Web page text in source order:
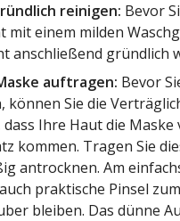
reinigen: Bevor
mit einem milden
anschließend gründlich
auftragen: Bevor
können Sie die
dass Ihre Haut die
kommen. Tragen Sie
antrocknen. Am
praktische Pinsel
bleiben. Das dünne